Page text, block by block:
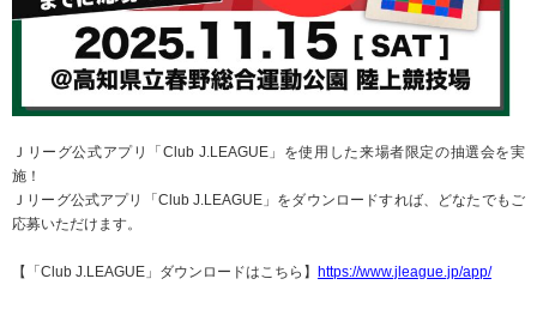
Ｊリーグ公式アプリ「Club J.LEAGUE」を使用した来場者限定の抽選会を実
施！
Ｊリーグ公式アプリ「Club J.LEAGUE」をダウンロードすれば、どなたでもご
応募いただけます。
【「Club J.LEAGUE」ダウンロードはこちら】 https://www.jleague.jp/app/